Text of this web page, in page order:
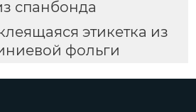
спанбонда
этикетка из
фольги